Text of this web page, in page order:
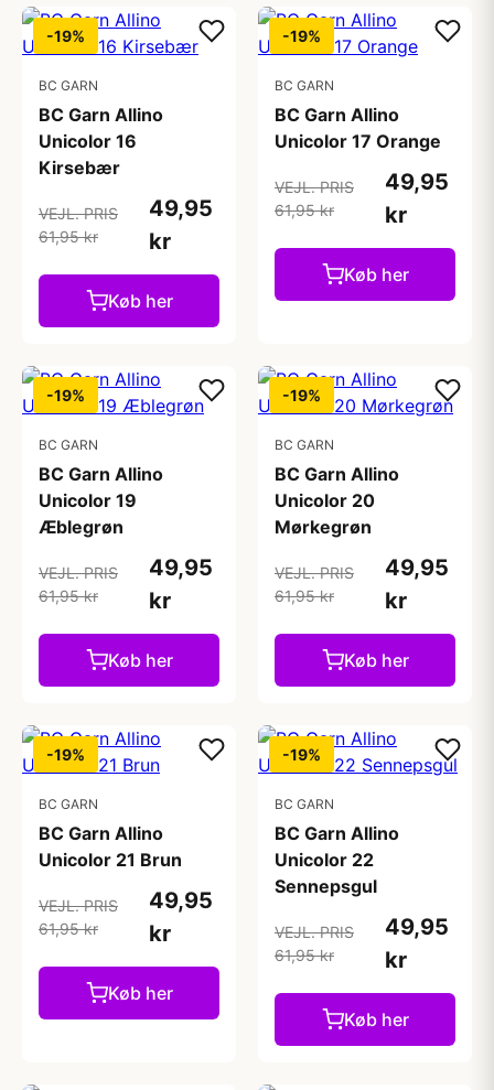
-19%
BC GARN
BC Garn Allino
Unicolor 16
Kirsebær
VEJL. PRIS
61,95 kr
49,95
kr
Køb her
-19%
BC GARN
BC Garn Allino
Unicolor 17 Orange
VEJL. PRIS
61,95 kr
49,95
kr
Køb her
-19%
BC GARN
BC Garn Allino
Unicolor 19
Æblegrøn
VEJL. PRIS
61,95 kr
49,95
kr
Køb her
-19%
BC GARN
BC Garn Allino
Unicolor 20
Mørkegrøn
VEJL. PRIS
61,95 kr
49,95
kr
Køb her
-19%
BC GARN
BC Garn Allino
Unicolor 21 Brun
VEJL. PRIS
61,95 kr
49,95
kr
Køb her
-19%
BC GARN
BC Garn Allino
Unicolor 22
Sennepsgul
VEJL. PRIS
61,95 kr
49,95
kr
Køb her